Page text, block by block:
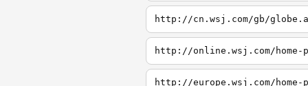
http://cn.wsj.com/gb/
http://online.wsj.com/home-
http://europe.wsj.com/home-